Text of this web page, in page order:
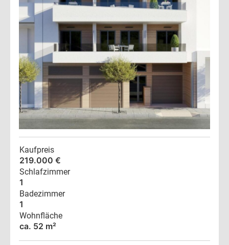
Kaufpreis
219.000 €
Schlafzimmer
1
Badezimmer
1
Wohnfläche
ca. 52 m²